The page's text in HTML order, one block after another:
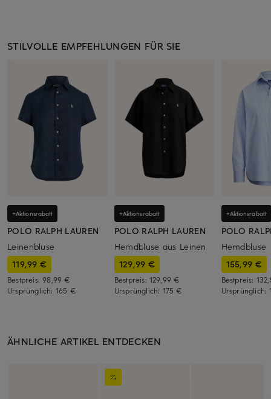
STILVOLLE EMPFEHLUNGEN FÜR SIE
+Aktionsrabatt
POLO RALPH LAUREN
Leinenbluse
119,99 €
Bestpreis:98,99 €
Ursprünglich: 165 €
+Aktionsrabatt
POLO RALPH LAUREN
Hemdbluse aus Leinen
129,99 €
Bestpreis: 129,99 €
Ursprünglich: 175 €
+Aktionsrabatt
POLO
Hemdbluse
155,99 €
Bestpreis:
Ursprünglich:
ÄHNLICHE ARTIKEL ENTDECKEN